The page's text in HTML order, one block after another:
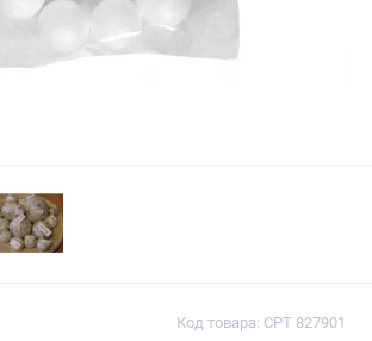
Код товара: CPT 827901